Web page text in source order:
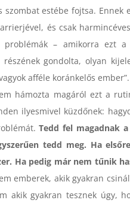
szombat estébe fojtsa. Ennek
és csak
problémák – amikorra ezt
részének gondolta, olyan
afféle koránkelős ember”.
hámozta magáról ezt a
ilyesmivel küzdőnek:
Tedd fel magadnak
tedd meg. Ha
Ha pedig már nem tűnik
emberek, akik gyakran
akik gyakran tesznek úgy,